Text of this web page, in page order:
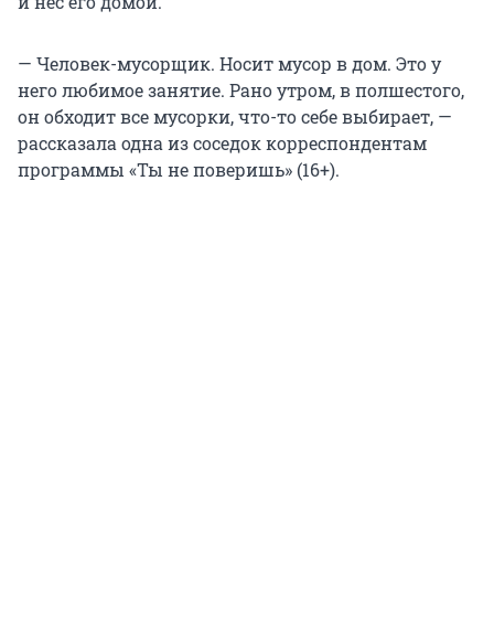
— Человек-мусорщик. Носит мусор в дом. Это у
него любимое занятие. Рано утром, в полшестого,
он обходит все мусорки, что-то себе выбирает, —
рассказала одна из соседок корреспондентам
программы «Ты не поверишь» (16+).